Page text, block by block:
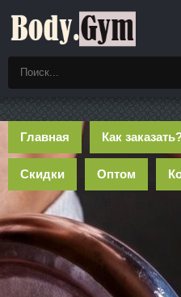
Главная Как
Скидки Оптом